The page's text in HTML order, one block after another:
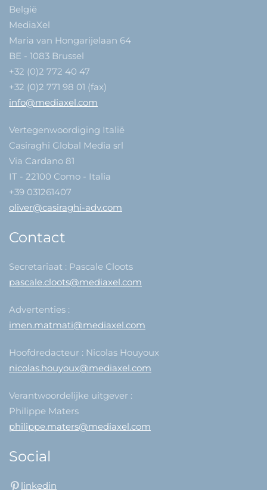
België
MediaXel
Maria van Hongarijelaan 64
BE - 1083 Brussel
+32 (0)2 772 40 47
+32 (0)2 771 98 01 (fax)
info@mediaxel.com
Vertegenwoordiging Italië
Casiraghi Global Media srl
Via Cardano 81
IT - 22100 Como - Italia
+39 031261407
oliver@casiraghi-adv.com
Contact
Secretariaat : Pascale Cloots
pascale.cloots@mediaxel.com
Advertenties :
imen.matmati@mediaxel.com
Hoofdredacteur : Nicolas Houyoux
nicolas.houyoux@mediaxel.com
Verantwoordelijke uitgever :
Philippe Maters
philippe.maters@mediaxel.com
Social
linkedin